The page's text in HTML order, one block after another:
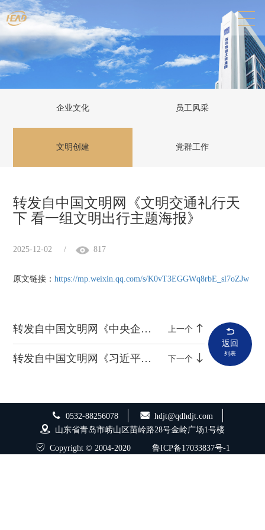
企业文化 员工风采
文明创建 党群工作
转发自中国文明网《文明交通礼行天
下 看一组文明出行主题海报》
2025-12-02 / 817
原文链接：https://mp.weixin.qq.com/s/K0vT3EGGWq8rbE_sl7oZJw
转发自中国文明网《中央企业微电影（微视频）：我的爱国“心”》 上一个
转发自中国文明网《习近平：推动落实全球发展倡议、全球安全倡议、全球文明倡议、全球治理倡议》 下一个
返回
列表
0532-88256078
hdjt@qdhdjt.com
山东省青岛市崂山区苗岭路28号金岭广场1号楼
Copyright © 2004-2020 鲁ICP备17033837号-1